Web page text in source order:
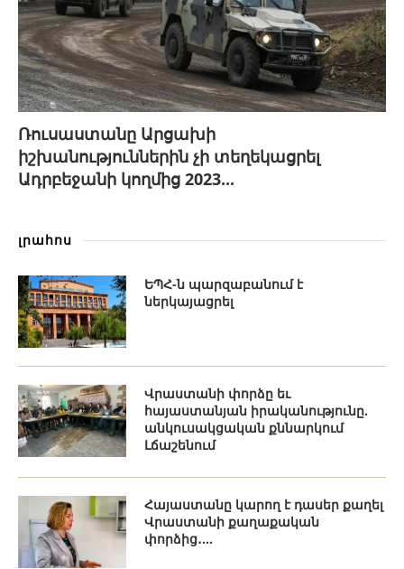
Ռուսաստանը Արցախի
իշխանություններին չի տեղեկացրել
Ադրբեջանի կողմից 2023...
լրահոս
ԵՊՀ-ն պարզաբանում է
ներկայացրել
Վրաստանի փորձը եւ
հայաստանյան իրականությունը.
անկուսակցական քննարկում
Լճաշենում
Հայաստանը կարող է դասեր քաղել
Վրաստանի քաղաքական
փորձից․...